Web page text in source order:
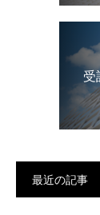
受
最近の記事